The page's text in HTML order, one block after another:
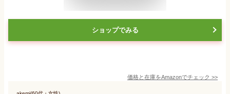
ショップでみる
価格と在庫をAmazonでチェック >>